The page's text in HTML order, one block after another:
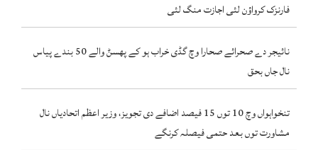
فارنزک کرواؤن لئی اجازت منگ لئی
نائیجر دے صحرائے صحارا وچ گڈی خراب ہو کے پھسݨ والے 50 بندے پیاس
نال جاں بحق
تنخواہواں وچ 10 توں 15 فیصد اضافے دی تجویز، وزیر اعظم اتحادیاں نال
مشاورت توں بعد حتمی فیصلہ کرنگے